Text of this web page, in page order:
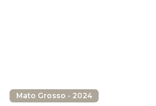
Mato Grosso - 2024